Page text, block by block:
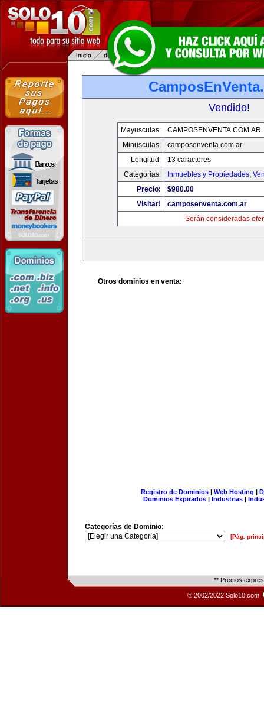
Vendido!
Mayusculas:
CAMPOSENVENTA.COM.AR
Minusculas:
camposenventa.com.ar
Longitud:
13 caracteres
Categorias:
Inmuebles y Propiedades,
Precio:
$980.00
Visitar!
camposenventa.com.ar
Serán consideradas
Otros dominios en venta:
Registro de Dominios| Web Hosting |
Dominios Expirados | Industrias |
Categorías de Dominio:
[Pág.
** Precios
© 2002/2022 Solo10.com